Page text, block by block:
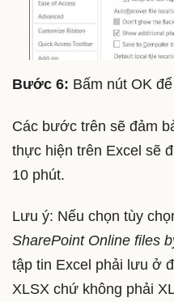
Bước 6: Bấm nút OK
Các bước trên sẽ đảm
thực hiện trên Excel sẽ
10 phút.
Lưu ý: Nếu chọn tùy
SharePoint Online files
tập tin Excel phải lưu ở
XLSX chứ không phải